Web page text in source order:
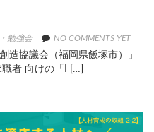
勉強会 NO COMMENTS YET
造協議会（福岡県飯塚市）」
者 向けの「I […]